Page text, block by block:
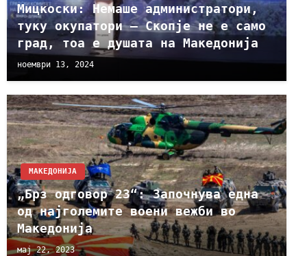
Мицкоски: Немаше администратори,
туку окупатори – Скопје не е само
град, тоа е душата на Македонија
ноември 13, 2024
МАКЕДОНИЈА
„Брз одговор 23“: Започнува една
од најголемите воени вежби во
Македонија
мај 22, 2023